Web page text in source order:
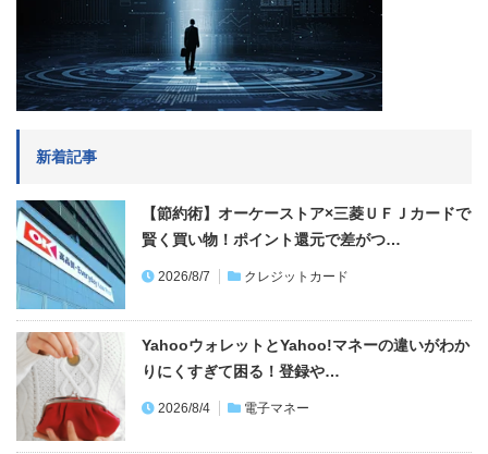
新着記事
【節約術】オーケーストア×三菱ＵＦＪカードで
賢く買い物！ポイント還元で差がつ…
2026/8/7 クレジットカード
YahooウォレットとYahoo!マネーの違いがわか
りにくすぎて困る！登録や…
2026/8/4 電子マネー